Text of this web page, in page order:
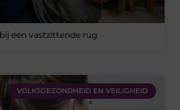
een vastzittende rug
VOLKSGEZONDHEID EN VEILIGHEID